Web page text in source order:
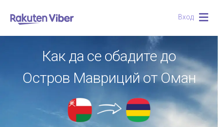
Вход
Как да се обадите до
Остров Мавриций от Оман